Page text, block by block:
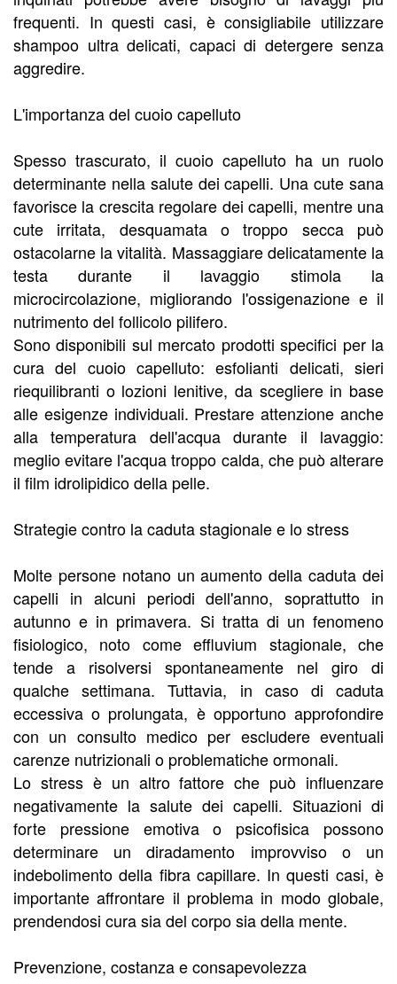
frequenti. In questi casi, è consigliabile utilizzare
shampoo ultra delicati, capaci di detergere senza
aggredire.
L'importanza del cuoio capelluto
Spesso trascurato, il cuoio capelluto ha un ruolo
determinante nella salute dei capelli. Una cute sana
favorisce la crescita regolare dei capelli, mentre una
cute irritata, desquamata o troppo secca può
ostacolarne la vitalità. Massaggiare delicatamente la
testa durante il lavaggio stimola la
microcircolazione, migliorando l'ossigenazione e il
nutrimento del follicolo pilifero.
Sono disponibili sul mercato prodotti specifici per la
cura del cuoio capelluto: esfolianti delicati, sieri
riequilibranti o lozioni lenitive, da scegliere in base
alle esigenze individuali. Prestare attenzione anche
alla temperatura dell'acqua durante il lavaggio:
meglio evitare l'acqua troppo calda, che può alterare
il film idrolipidico della pelle.
Strategie contro la caduta stagionale e lo stress
Molte persone notano un aumento della caduta dei
capelli in alcuni periodi dell'anno, soprattutto in
autunno e in primavera. Si tratta di un fenomeno
fisiologico, noto come effluvium stagionale, che
tende a risolversi spontaneamente nel giro di
qualche settimana. Tuttavia, in caso di caduta
eccessiva o prolungata, è opportuno approfondire
con un consulto medico per escludere eventuali
carenze nutrizionali o problematiche ormonali.
Lo stress è un altro fattore che può influenzare
negativamente la salute dei capelli. Situazioni di
forte pressione emotiva o psicofisica possono
determinare un diradamento improvviso o un
indebolimento della fibra capillare. In questi casi, è
importante affrontare il problema in modo globale,
prendendosi cura sia del corpo sia della mente.
Prevenzione, costanza e consapevolezza